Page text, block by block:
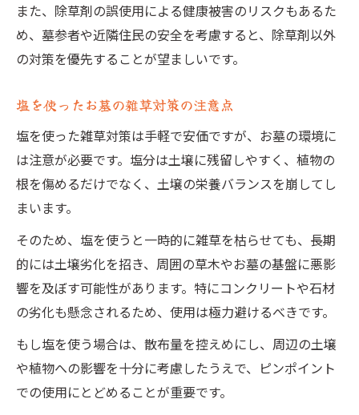
また、除草剤の誤使用による健康被害のリスクもあるた
め、墓参者や近隣住民の安全を考慮すると、除草剤以外
の対策を優先することが望ましいです。
塩を使ったお墓の雑草対策の注意点
塩を使った雑草対策は手軽で安価ですが、お墓の環境に
は注意が必要です。塩分は土壌に残留しやすく、植物の
根を傷めるだけでなく、土壌の栄養バランスを崩してし
まいます。
そのため、塩を使うと一時的に雑草を枯らせても、長期
的には土壌劣化を招き、周囲の草木やお墓の基盤に悪影
響を及ぼす可能性があります。特にコンクリートや石材
の劣化も懸念されるため、使用は極力避けるべきです。
もし塩を使う場合は、散布量を控えめにし、周辺の土壌
や植物への影響を十分に考慮したうえで、ピンポイント
での使用にとどめることが重要です。